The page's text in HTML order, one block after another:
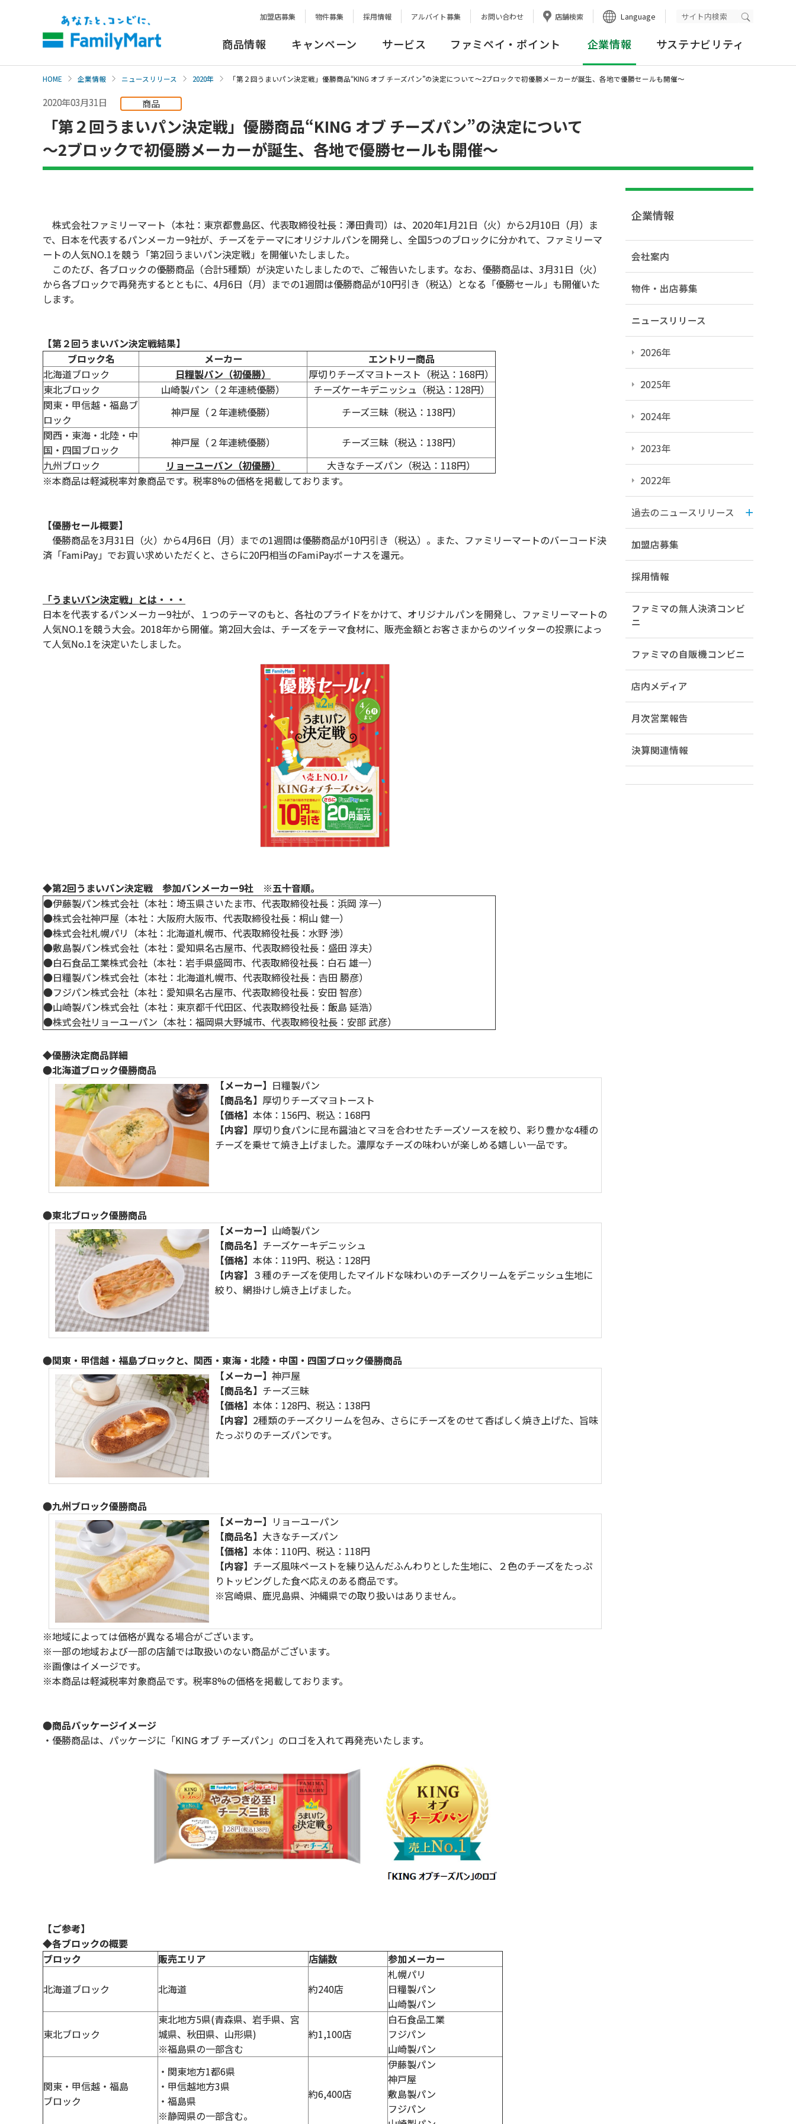
加盟店募集 物件募集 採用情報 アルバイト募集 お問い合わせ 店舗検索 Language 検索実行
商品情報 キャンペーン サービス ファミペイ・ポイント 企業情報 サステナビリティ
HOME 企業情報 ニュースリリース 2020年 「第２回うまいパン決定戦」優勝商品“KING オブ チーズパン”の決定について～2ブロックで初優勝メーカーが誕生、各地で優勝セールも開催～
2020年03月31日 商品
「第２回うまいパン決定戦」優勝商品“KING オブ チーズパン”の決定について
～2ブロックで初優勝メーカーが誕生、各地で優勝セールも開催～
株式会社ファミリーマート（本社：東京都豊島区、代表取締役社長：澤田貴司）は、2020年1月21日（火）から2月10日（月）ま
で、日本を代表するパンメーカー9社が、チーズをテーマにオリジナルパンを開発し、全国5つのブロックに分かれて、ファミリーマ
ートの人気NO.1を競う「第2回うまいパン決定戦」を開催いたしました。
このたび、各ブロックの優勝商品（合計5種類）が決定いたしましたので、ご報告いたします。なお、優勝商品は、3月31日（火）
から各ブロックで再発売するとともに、4月6日（月）までの1週間は優勝商品が10円引き（税込）となる「優勝セール」も開催いた
します。
【第２回うまいパン決定戦結果】
ブロック名
メーカー
エントリー商品
北海道ブロック
日糧製パン（初優勝）
厚切りチーズマヨトースト（税込：168円）
東北ブロック
山崎製パン（２年連続優勝）
チーズケーキデニッシュ（税込：128円）
関東・甲信越・福島ブ
ロック
神戸屋（２年連続優勝）
チーズ三昧（税込：138円）
関西・東海・北陸・中
国・四国ブロック
神戸屋（２年連続優勝）
チーズ三昧（税込：138円）
九州ブロック
リョーユーパン（初優勝）
大きなチーズパン（税込：118円）
※本商品は軽減税率対象商品です。税率8%の価格を掲載しております。
【優勝セール概要】
優勝商品を3月31日（火）から4月6日（月）までの1週間は優勝商品が10円引き（税込）。また、ファミリーマートのバーコード決
済「FamiPay」でお買い求めいただくと、さらに20円相当のFamiPayボーナスを還元。
「うまいパン決定戦」とは・・・
日本を代表するパンメーカー9社が、１つのテーマのもと、各社のプライドをかけて、オリジナルパンを開発し、ファミリーマートの
人気NO.1を競う大会。2018年から開催。第2回大会は、チーズをテーマ食材に、販売金額とお客さまからのツイッターの投票によっ
て人気No.1を決定いたしました。
◆第2回うまいパン決定戦 参加パンメーカー9社 ※五十音順。
●伊藤製パン株式会社（本社：埼玉県さいたま市、代表取締役社長：浜岡 淳一）
●株式会社神戸屋（本社：大阪府大阪市、代表取締役社長：桐山 健一）
●株式会社札幌パリ（本社：北海道札幌市、代表取締役社長：水野 渉）
●敷島製パン株式会社（本社：愛知県名古屋市、代表取締役社長：盛田 淳夫）
●白石食品工業株式会社（本社：岩手県盛岡市、代表取締役社長：白石 雄一）
●日糧製パン株式会社（本社：北海道札幌市、代表取締役社長：𠮷田 勝彦）
●フジパン株式会社（本社：愛知県名古屋市、代表取締役社長：安田 智彦）
●山崎製パン株式会社（本社：東京都千代田区、代表取締役社長：飯島 延浩）
●株式会社リョーユーパン（本社：福岡県大野城市、代表取締役社長：安部 武彦）
◆優勝決定商品詳細
●北海道ブロック優勝商品
【メーカー】 日糧製パン
【商品名】 厚切りチーズマヨトースト
【価格】 本体：156円、税込：168円
【内容】 厚切り食パンに昆布醤油とマヨを合わせたチーズソースを絞り、彩り豊かな4種の
チーズを乗せて焼き上げました。濃厚なチーズの味わいが楽しめる嬉しい一品です。
●東北ブロック優勝商品
【メーカー】 山崎製パン
【商品名】 チーズケーキデニッシュ
【価格】 本体：119円、税込：128円
【内容】 ３種のチーズを使用したマイルドな味わいのチーズクリームをデニッシュ生地に
絞り、網掛けし焼き上げました。
●関東・甲信越・福島ブロックと、関西・東海・北陸・中国・四国ブロック優勝商品
【メーカー】 神戸屋
【商品名】 チーズ三昧
【価格】 本体：128円、税込：138円
【内容】 2種類のチーズクリームを包み、さらにチーズをのせて香ばしく焼き上げた、旨味
たっぷりのチーズパンです。
●九州ブロック優勝商品
【メーカー】 リョーユーパン
【商品名】 大きなチーズパン
【価格】 本体：110円、税込：118円
【内容】 チーズ風味ペーストを練り込んだふんわりとした生地に、２色のチーズをたっぷ
りトッピングした食べ応えのある商品です。
※宮崎県、鹿児島県、沖縄県での取り扱いはありません。
※地域によっては価格が異なる場合がございます。
※一部の地域および一部の店舗では取扱いのない商品がございます。
※画像はイメージです。
※本商品は軽減税率対象商品です。税率8%の価格を掲載しております。
●商品パッケージイメージ
・優勝商品は、パッケージに「KING オブ チーズパン」のロゴを入れて再発売いたします。
【ご参考】
◆各ブロックの概要
ブロック
販売エリア 店舗数 参加メーカー
北海道ブロック 北海道 約240店
札幌パリ
日糧製パン
山崎製パン
東北ブロック
東北地方5県(青森県、岩手県、宮
城県、秋田県、山形県)
※福島県の一部含む
約1,100店
白石食品工業
フジパン
山崎製パン
関東・甲信越・福島
ブロック
・関東地方1都6県
・甲信越地方3県
・福島県
※静岡県の一部含む。
約6,400店
伊藤製パン
神戸屋
敷島製パン
フジパン
企業情報
会社案内
物件・出店募集
ニュースリリース
2026年
2025年
2024年
2023年
2022年
過去のニュースリリース
加盟店募集
採用情報
ファミマの無人決済コンビ
ニ
ファミマの自販機コンビニ
店内メディア
月次営業報告
決算関連情報